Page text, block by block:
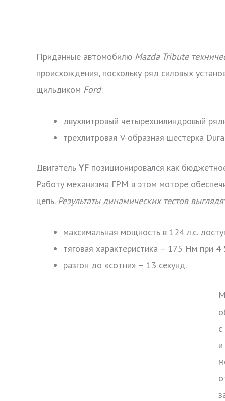
Приданные автомобилю Mazda Tribute
происхождения, поскольку ряд силовых
щильдиком Ford:
двухлитровый четырехцилиндровый
трехлитровая V-образная шестерка
Двигатель YF позиционировался как
Работу механизма ГРМ в этом моторе
цепь. Результаты динамических тестов
максимальная мощность в 124 л.с.
тяговая характеристика – 175 Нм при
разгон до «сотни» – 13 секунд.